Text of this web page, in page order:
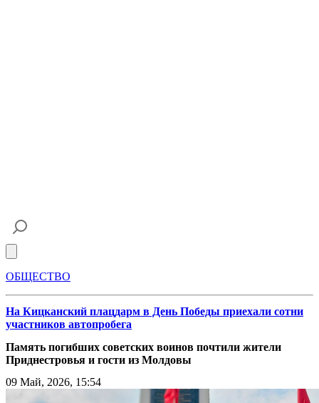
ОБЩЕСТВО
На Кицканский плацдарм в День Победы приехали сотни
участников автопробега
Память погибших советских воинов почтили жители
Приднестровья и гости из Молдовы
09 Май, 2026, 15:54